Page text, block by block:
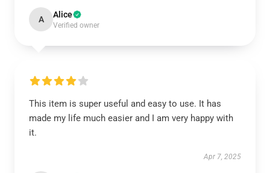
A Alice
Verified owner
This item is super useful and easy to use. It has
made my life much easier and I am very happy with
it.
Apr 7, 2025